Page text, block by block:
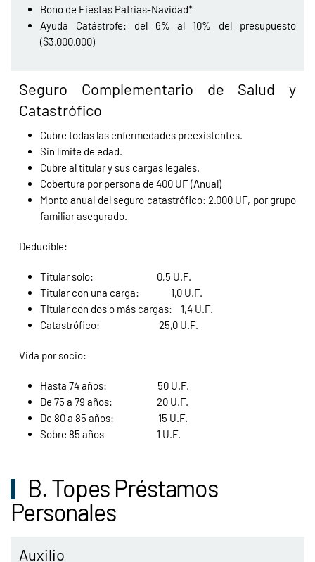
Bono de Fiestas Patrias-Navidad*
Ayuda Catástrofe: del 6% al 10% del presupuesto
($3.000.000)
Seguro Complementario de Salud y
Catastrófico
Cubre todas las enfermedades preexistentes.
Sin límite de edad.
Cubre al titular y sus cargas legales.
Cobertura por persona de 400 UF (Anual)
Monto anual del seguro catastrófico: 2.000 UF, por grupo
familiar asegurado.
Deducible:
Titular solo: 0,5 U.F.
Titular con una carga:
1,0 U.F.
Titular con dos o más cargas:
1,4 U.F.
Catastrófico:
25,0 U.F.
Vida por socio:
Hasta 74 años: 50 U.F.
De 75 a 79 años: 20 U.F.
De 80 a 85 años: 15 U.F.
Sobre 85 años 1 U.F.
B. Topes Préstamos
Personales
Auxilio